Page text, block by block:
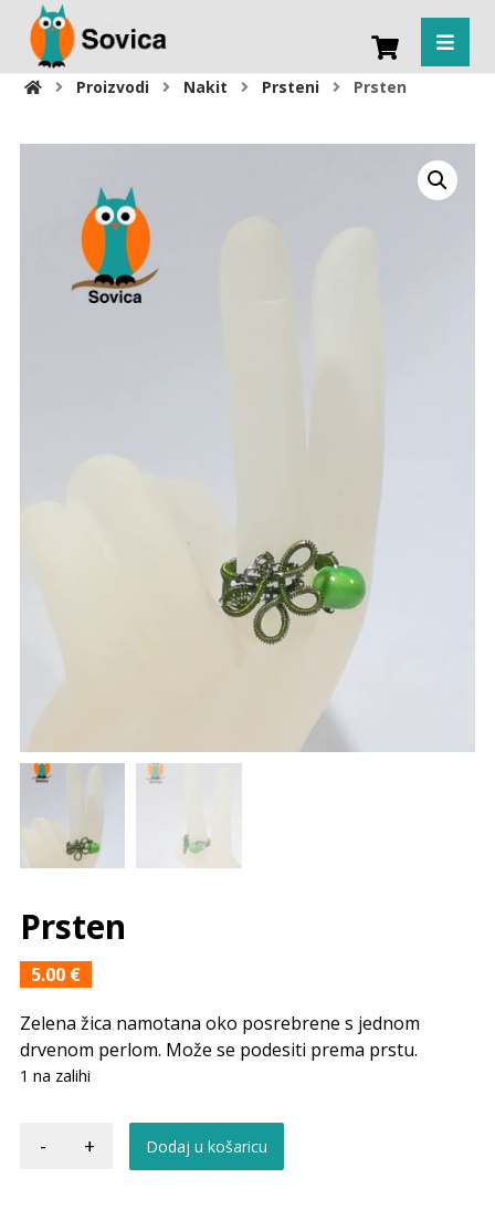
Proizvodi Nakit Prsteni Prsten
Prsten
5.00 €
Zelena žica namotana oko posrebrene s jednom
drvenom perlom. Može se podesiti prema prstu.
1 na zalihi
- + Dodaj u košaricu